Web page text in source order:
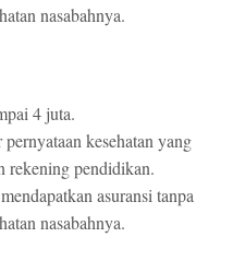
nasabahnya.
4 juta.
kesehatan yang
rekening pendidikan.
asuransi tanpa
nasabahnya.